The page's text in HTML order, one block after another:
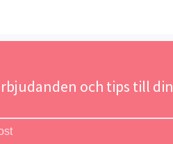
och tips till